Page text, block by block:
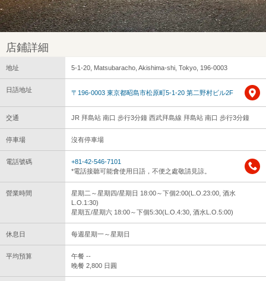
店鋪詳細
地址 5-1-20, Matsubaracho, Akishima-shi, Tokyo, 196-0003
日語地址 〒196-0003 東京都昭島市松原町5-1-20 第二野村ビル2F
交通 JR 拜島站 南口 步行3分鐘 西武拜島線 拜島站 南口 步行3分鐘
停車場 沒有停車場
電話號碼
+81-42-546-7101
*電話接聽可能會使用日語，不便之處敬請見諒。
營業時間
星期二～星期四/星期日 18:00～下個2:00(L.O.23:00, 酒水
L.O.1:30)
星期五/星期六 18:00～下個5:30(L.O.4:30, 酒水L.O.5:00)
休息日 每週星期一～星期日
平均預算
午餐 --
晚餐 2,800 日圓